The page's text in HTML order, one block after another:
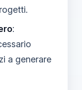
:
a generare